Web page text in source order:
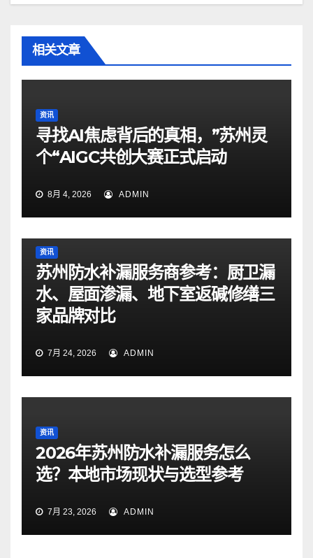
相关文章
资讯
寻找AI焦虑背后的真相，”苏州灵
个“AIGC共创大赛正式启动
8月 4, 2026 ADMIN
资讯
苏州防水补漏服务商参考：厨卫漏
水、屋面渗漏、地下室返碱修缮三
家品牌对比
7月 24, 2026 ADMIN
资讯
2026年苏州防水补漏服务怎么
选？本地市场现状与选型参考
7月 23, 2026 ADMIN